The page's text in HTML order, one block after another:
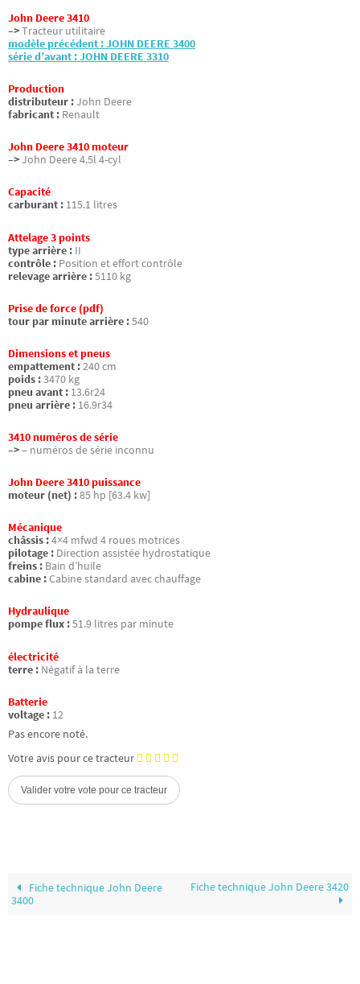
John Deere 3410
–>Tracteur utilitaire
modèle précédent : JOHN DEERE 3400
série d’avant : JOHN DEERE 3310
Production
distributeur :John Deere
fabricant : Renault
John Deere 3410 moteur
–>John Deere 4.5l 4-cyl
Capacité
carburant : 115.1 litres
Attelage 3 points
type arrière : II
contrôle : Position et effort contrôle
relevage arrière :5110 kg
Prise de force (pdf)
tour par minute arrière :540
Dimensions et pneus
empattement :240 cm
poids :3470 kg
pneu avant : 13.6r24
pneu arrière : 16.9r34
3410 numéros de série
–>– numéros de série inconnu
John Deere 3410 puissance
moteur (net) :85 hp [63.4 kw]
Mécanique
châssis :4×4 mfwd 4 roues motrices
pilotage : Direction assistée hydrostatique
freins : Bain d’huile
cabine :Cabine standard avec chauffage
Hydraulique
pompe flux :51.9 litres par minute
électricité
terre : Négatif à la terre
Batterie
voltage : 12
Pas encore noté.
Votre avis pour ce tracteur
Fiche technique John Deere
3400
Fiche technique John Deere 3420